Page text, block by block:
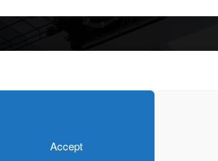
Accept
101
Secretele construirii